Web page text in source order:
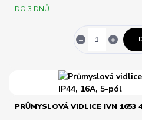
DO 3 DNŮ
PRŮMYSLOVÁ VIDLICE IVN 1653